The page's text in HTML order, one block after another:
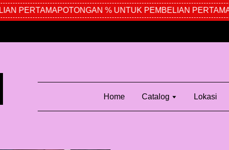
PERTAMAPOTONGAN % UNTUK PEMBELIAN PERTAMA
Home Catalog Lokasi